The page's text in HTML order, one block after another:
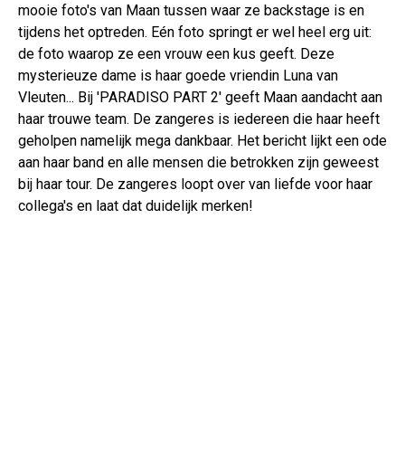
mooie foto's van Maan tussen waar ze backstage is en
tijdens het optreden. Eén foto springt er wel heel erg uit:
de foto waarop ze een vrouw een kus geeft. Deze
mysterieuze dame is haar goede vriendin Luna van
Vleuten... Bij 'PARADISO PART 2' geeft Maan aandacht aan
haar trouwe team. De zangeres is iedereen die haar heeft
geholpen namelijk mega dankbaar. Het bericht lijkt een ode
aan haar band en alle mensen die betrokken zijn geweest
bij haar tour. De zangeres loopt over van liefde voor haar
collega's en laat dat duidelijk merken!